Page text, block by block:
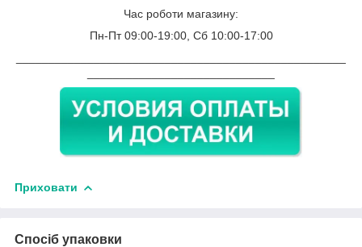
Час роботи магазину:
Пн-Пт 09:00-19:00, Сб 10:00-17:00
Приховати
Спосіб упаковки